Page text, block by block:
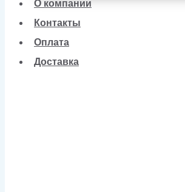
О компании
Контакты
Оплата
Доставка